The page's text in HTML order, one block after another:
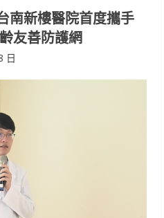
南新樓醫院首度攜手
友善防護網
日